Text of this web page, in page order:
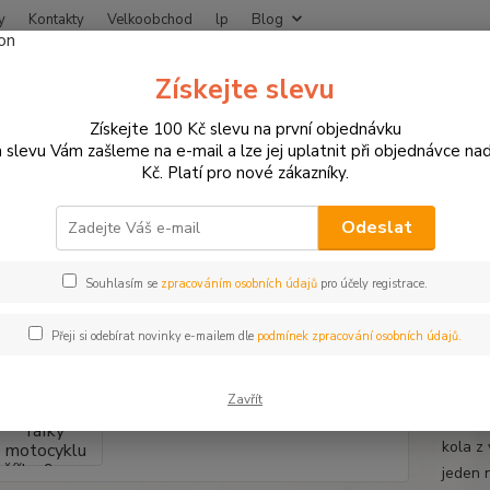
Kontakty Velkoobchod lp Blog
Hledat
Motodoplňky a příslušenství Proužky na ráfky Proužky na ráfky
na ráfky motocyklu šířka
kola z
jeden
Získejte slevu
Získejte 100 Kč slevu na první objednávku
slevu Vám zašleme na e-mail a lze jej uplatnit při objednávce
Kč. Platí pro nové zákazníky.
Odeslat
Souhlasím se zpracováním osobních údajů pro účely registrace.
Přeji si odebírat novinky e-mailem dle podmínek zpracování osobních údajů.
Zavřít